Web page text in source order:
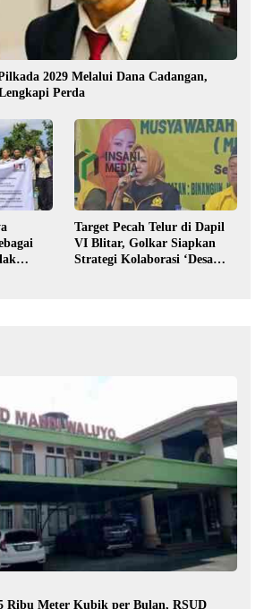
2029 Melalui Dana Cadangan,
Perda
Target Pecah Telur di Dapil
VI Blitar, Golkar Siapkan
Strategi Kolaborasi ‘Desa
Ribu Meter Kubik per Bulan, RSUD